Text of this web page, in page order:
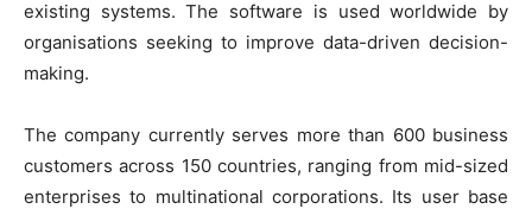
existing systems. The software is used worldwide by
organisations seeking to improve data-driven decision-
making.
The company currently serves more than 600 business
customers across 150 countries, ranging from mid-sized
enterprises to multinational corporations. Its user base